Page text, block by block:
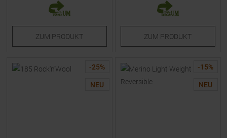
ZUM PRODUKT ZUM PRODUKT
-25%
NEU
-15%
NEU